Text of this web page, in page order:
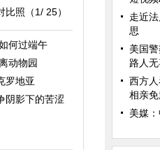
照（1/ 25）
何过端午
动物园
罗地亚
阴影下的苦涩
走近
思
美国
路人
西方
相亲
美媒